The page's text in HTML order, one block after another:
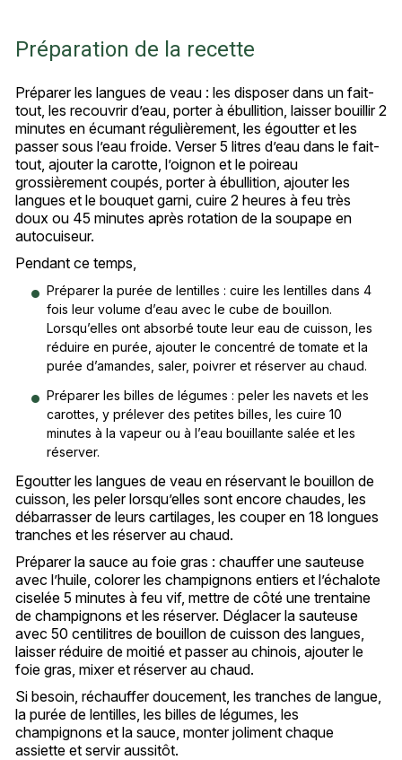
Préparation de la recette
Préparer les langues de veau : les disposer dans un fait-
tout, les recouvrir d’eau, porter à ébullition, laisser bouillir 2
minutes en écumant régulièrement, les égoutter et les
passer sous l’eau froide. Verser 5 litres d’eau dans le fait-
tout, ajouter la carotte, l’oignon et le poireau
grossièrement coupés, porter à ébullition, ajouter les
langues et le bouquet garni, cuire 2 heures à feu très
doux ou 45 minutes après rotation de la soupape en
autocuiseur.
Pendant ce temps,
Préparer la purée de lentilles : cuire les lentilles dans 4
fois leur volume d’eau avec le cube de bouillon.
Lorsqu’elles ont absorbé toute leur eau de cuisson, les
réduire en purée, ajouter le concentré de tomate et la
purée d’amandes, saler, poivrer et réserver au chaud.
Préparer les billes de légumes : peler les navets et les
carottes, y prélever des petites billes, les cuire 10
minutes à la vapeur ou à l’eau bouillante salée et les
réserver.
Egoutter les langues de veau en réservant le bouillon de
cuisson, les peler lorsqu’elles sont encore chaudes, les
débarrasser de leurs cartilages, les couper en 18 longues
tranches et les réserver au chaud.
Préparer la sauce au foie gras : chauffer une sauteuse
avec l’huile, colorer les champignons entiers et l’échalote
ciselée 5 minutes à feu vif, mettre de côté une trentaine
de champignons et les réserver. Déglacer la sauteuse
avec 50 centilitres de bouillon de cuisson des langues,
laisser réduire de moitié et passer au chinois, ajouter le
foie gras, mixer et réserver au chaud.
Si besoin, réchauffer doucement, les tranches de langue,
la purée de lentilles, les billes de légumes, les
champignons et la sauce, monter joliment chaque
assiette et servir aussitôt.